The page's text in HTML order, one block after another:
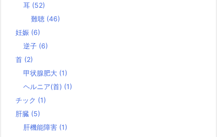
耳 (52)
難聴 (46)
妊娠 (6)
逆子 (6)
首 (2)
甲状腺肥大 (1)
ヘルニア(首) (1)
チック (1)
肝臓 (5)
肝機能障害 (1)